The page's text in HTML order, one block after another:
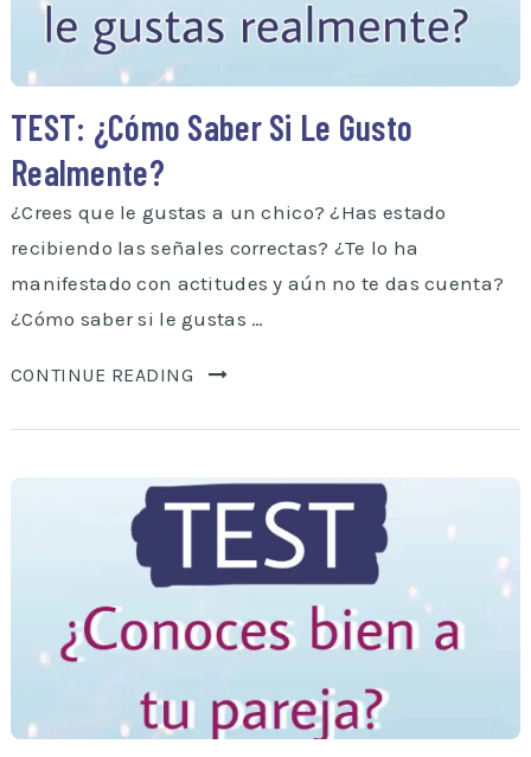
TEST: ¿Cómo Saber Si Le Gusto
Realmente?
¿Crees que le gustas a un chico? ¿Has estado
recibiendo las señales correctas? ¿Te lo ha
manifestado con actitudes y aún no te das cuenta?
¿Cómo saber si le gustas …
CONTINUE READING